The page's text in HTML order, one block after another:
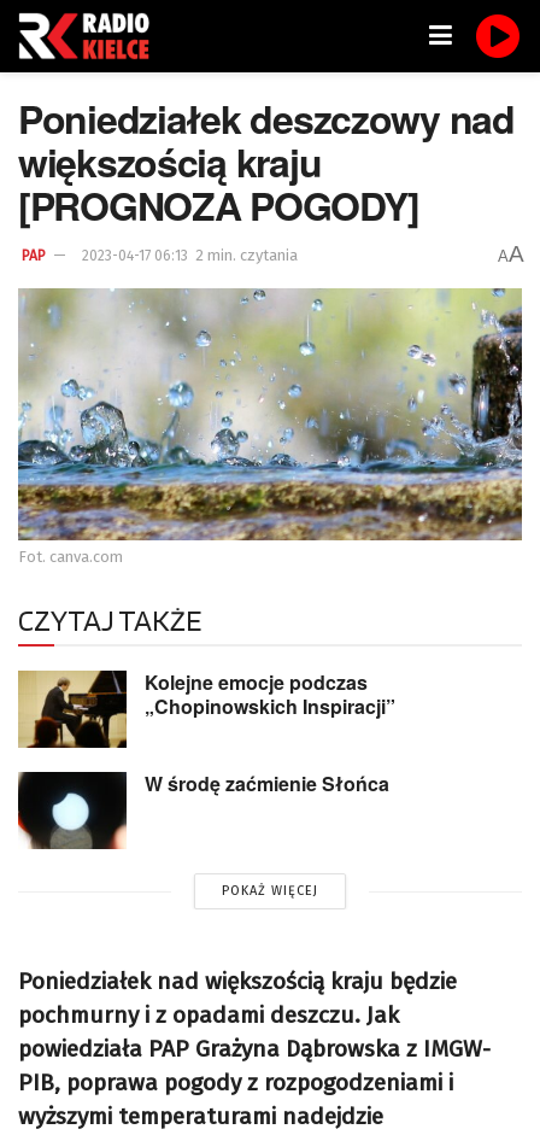
Poniedziałek deszczowy nad
większością kraju
[PROGNOZA POGODY]
PAP 2023-04-17 06:13 2 min. czytania AA
Fot. canva.com
CZYTAJ TAKŻE
Kolejne emocje podczas
„Chopinowskich Inspiracji”
W środę zaćmienie Słońca
POKAŻ WIĘCEJ
Poniedziałek nad większością kraju będzie
pochmurny i z opadami deszczu. Jak
powiedziała PAP Grażyna Dąbrowska z IMGW-
PIB, poprawa pogody z rozpogodzeniami i
wyższymi temperaturami nadejdzie